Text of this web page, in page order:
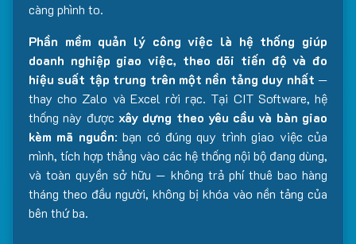
càng phình to.
Phần mềm quản lý công việc là hệ thống giúp
doanh nghiệp giao việc, theo dõi tiến độ và đo
hiệu suất tập trung trên một nền tảng duy nhất —
thay cho Zalo và Excel rời rạc. Tại CIT Software, hệ
thống này được xây dựng theo yêu cầu và bàn giao
kèm mã nguồn: bạn có đúng quy trình giao việc của
mình, tích hợp thẳng vào các hệ thống nội bộ đang dùng,
và toàn quyền sở hữu — không trả phí thuê bao hàng
tháng theo đầu người, không bị khóa vào nền tảng của
bên thứ ba.